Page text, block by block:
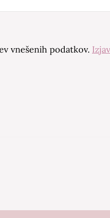
vnešenih podatkov.